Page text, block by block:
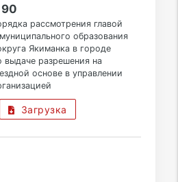
рассмотрения главой
образования
Якиманка в городе
выдаче разрешения на
основе в управлении
Загрузка